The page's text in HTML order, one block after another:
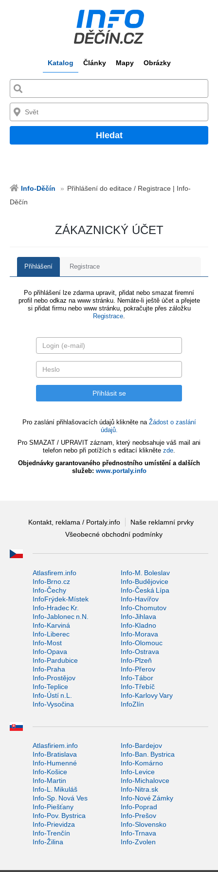
Katalog Články Mapy Obrázky
Hledat
Info-Děčín
Přihlášení do editace / Registrace | Info-
Děčín
ZÁKAZNICKÝ ÚČET
Přihlášení Registrace
Po přihlášení lze zdarma upravit, přidat nebo smazat firemní
profil nebo odkaz na www stránku. Nemáte-li ještě účet a přejete
si přidat firmu nebo www stránku, pokračujte přes záložku
Registrace.
Pro zaslání přihlašovacích údajů klikněte na Žádost o zaslání
údajů.
Pro SMAZAT / UPRAVIT záznam, který neobsahuje váš mail ani
telefon nebo při potížích s editací klikněte zde.
Objednávky garantovaného přednostního umístění a dalších
služeb: www.portaly.info
Kontakt, reklama / Portaly.info
Naše reklamní prvky
Všeobecné obchodní podmínky
Atlasfirem.info
Info-M. Boleslav
Info-Brno.cz
Info-Budějovice
Info-Čechy
Info-Česká Lípa
InfoFrýdek-Místek
Info-Havířov
Info-Hradec Kr.
Info-Chomutov
Info-Jablonec n.N.
Info-Jihlava
Info-Karviná
Info-Kladno
Info-Liberec
Info-Morava
Info-Most
Info-Olomouc
Info-Opava
Info-Ostrava
Info-Pardubice
Info-Plzeň
Info-Praha
Info-Přerov
Info-Prostějov
Info-Tábor
Info-Teplice
Info-Třebíč
Info-Ústí n.L.
Info-Karlovy Vary
Info-Vysočina
InfoZlín
Atlasfiriem.info
Info-Bardejov
Info-Bratislava
Info-Ban. Bystrica
Info-Humenné
Info-Komárno
Info-Košice
Info-Levice
Info-Martin
Info-Michalovce
Info-L. Mikuláš
Info-Nitra.sk
Info-Sp. Nová Ves
Info-Nové Zámky
Info-Piešťany
Info-Poprad
Info-Pov. Bystrica
Info-Prešov
Info-Prievidza
Info-Slovensko
Info-Trenčín
Info-Trnava
Info-Žilina
Info-Zvolen